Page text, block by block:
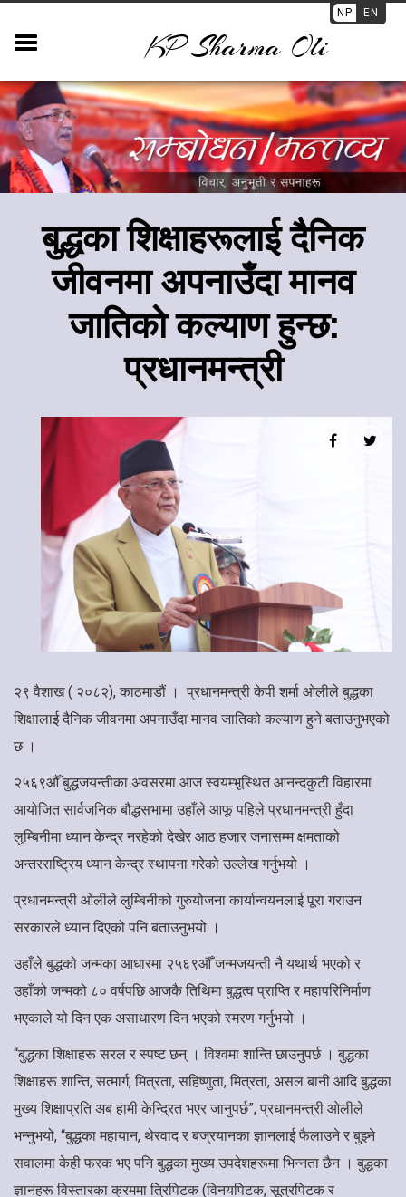
NP EN
KP Sharma Oli
बुद्धका शिक्षाहरूलाई दैनिक
जीवनमा अपनाउँदा मानव
जातिको कल्याण हुन्छ:
प्रधानमन्त्री
२९ वैशाख ( २०८२), काठमाडौं । प्रधानमन्त्री केपी शर्मा ओलीले बुद्धका
शिक्षालाई दैनिक जीवनमा अपनाउँदा मानव जातिको कल्याण हुने बताउनुभएको
छ ।
२५६९औँ बुद्धजयन्तीका अवसरमा आज स्वयम्भूस्थित आनन्दकुटी विहारमा
आयोजित सार्वजनिक बौद्धसभामा उहाँले आफू पहिले प्रधानमन्त्री हुँदा
लुम्बिनीमा ध्यान केन्द्र नरहेको देखेर आठ हजार जनासम्म क्षमताको
अन्तरराष्ट्रिय ध्यान केन्द्र स्थापना गरेको उल्लेख गर्नुभयो ।
प्रधानमन्त्री ओलीले लुम्बिनीको गुरुयोजना कार्यान्वयनलाई पूरा गराउन
सरकारले ध्यान दिएको पनि बताउनुभयो ।
उहाँले बुद्धको जन्मका आधारमा २५६९औँ जन्मजयन्ती नै यथार्थ भएको र
उहाँको जन्मको ८० वर्षपछि आजकै तिथिमा बुद्धत्व प्राप्ति र महापरिनिर्माण
भएकाले यो दिन एक असाधारण दिन भएको स्मरण गर्नुभयो ।
“बुद्धका शिक्षाहरू सरल र स्पष्ट छन् । विश्वमा शान्ति छाउनुपर्छ । बुद्धका
शिक्षाहरू शान्ति, सत्मार्ग, मित्रता, सहिष्णुता, मित्रता, असल बानी आदि बुद्धका
मुख्य शिक्षाप्रति अब हामी केन्द्रित भएर जानुपर्छ”, प्रधानमन्त्री ओलीले
भन्नुभयो, “बुद्धका महायान, थेरवाद र बज्रयानका ज्ञानलाई फैलाउने र बुझ्ने
सवालमा केही फरक भए पनि बुद्धका मुख्य उपदेशहरूमा भिन्नता छैन । बुद्धका
ज्ञानहरू विस्तारका क्रममा त्रिपिटक (विनयपिटक, सूत्रपिटक र